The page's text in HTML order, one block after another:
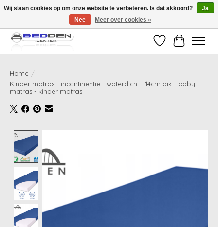
Standaard matrassen binnen 24 uur gratis geleverd!
Verlanglijst
Home /
Kinder matras - incontinentie - waterdicht - 14cm dik - baby
matras - kinder matras
Wij slaan cookies op om onze website te verbeteren. Is dat akkoord?
Ja
Nee
Meer over cookies »